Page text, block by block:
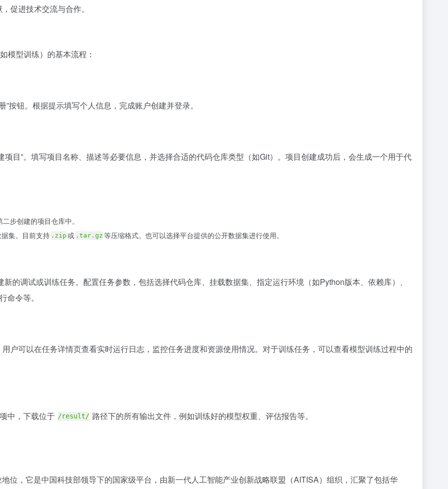
促进技术交流与合作。
模型训练）的基本流程：
按钮。根据提示填写个人信息，完成账户创建并登录。
目”。填写项目名称、描述等必要信息，并选择合适的代码仓库类型（如Git）。项目创建成功后，会生成一个用于代
步创建的项目仓库中。
集。目前支持 .zip 或 .tar.gz 等压缩格式。也可以选择平台提供的公开数据集进行使用。
新的调试或训练任务。配置任务参数，包括选择代码仓库、挂载数据集、指定运行环境（如Python版本、依赖库）、
命令等。
户可以在任务详情页查看实时运行日志，监控任务进度和资源使用情况。对于训练任务，可以查看模型训练过程中的
中，下载位于 /result/ 路径下的所有输出文件，例如训练好的模型权重、评估报告等。
位，它是中国科技部领导下的国家级平台，由新一代人工智能产业创新战略联盟（AITISA）组织，汇聚了包括华